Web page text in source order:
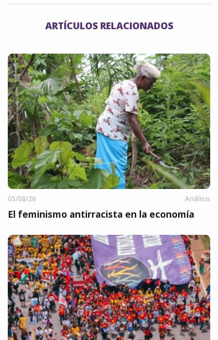
ARTÍCULOS RELACIONADOS
05/08/26 Análisis
El feminismo antirracista en la economía